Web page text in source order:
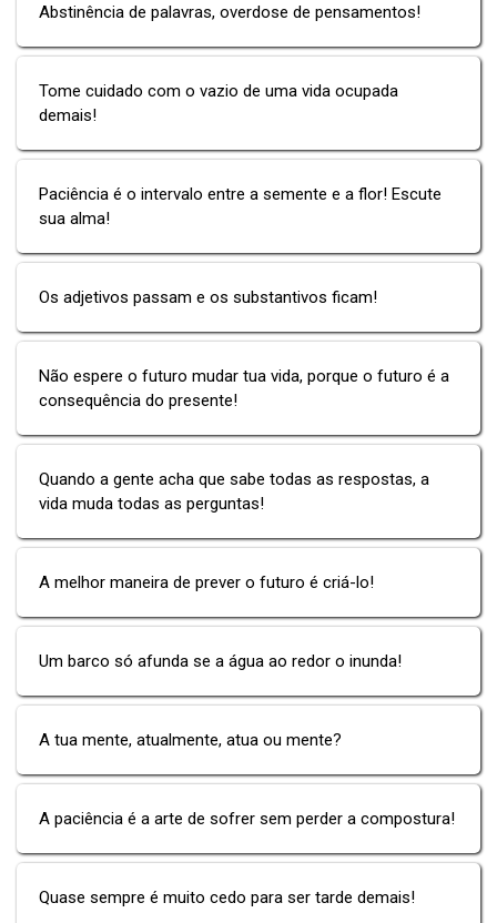
Abstinência de palavras, overdose de pensamentos!
Tome cuidado com o vazio de uma vida ocupada
demais!
Paciência é o intervalo entre a semente e a flor! Escute
sua alma!
Os adjetivos passam e os substantivos ficam!
Não espere o futuro mudar tua vida, porque o futuro é a
consequência do presente!
Quando a gente acha que sabe todas as respostas, a
vida muda todas as perguntas!
A melhor maneira de prever o futuro é criá-lo!
Um barco só afunda se a água ao redor o inunda!
A tua mente, atualmente, atua ou mente?
A paciência é a arte de sofrer sem perder a compostura!
Quase sempre é muito cedo para ser tarde demais!